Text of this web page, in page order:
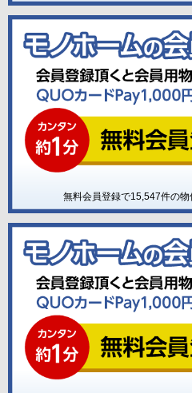
無料会員登録で15,547件の物